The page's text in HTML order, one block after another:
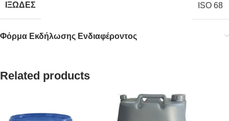
ΙΞΩΔΕΣ ISO 68
Φόρμα Εκδήλωσης Ενδιαφέροντος
Related products